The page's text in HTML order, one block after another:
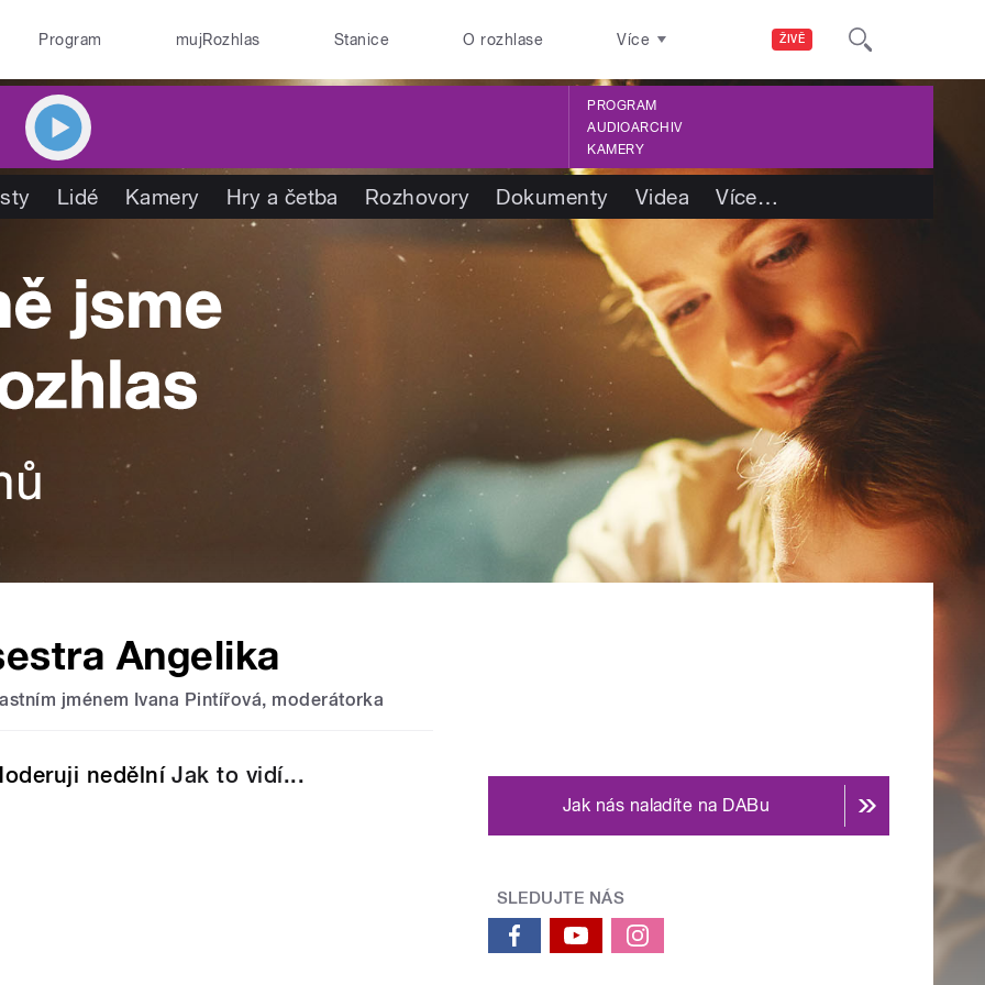
ŽIVĚ
Program mujRozhlas Stanice O rozhlase Více
PROGRAM
AUDIOARCHIV
KAMERY
Lidé Kamery Hry a četba Rozhovory Dokumenty Videa Více…
Angelika
jménem Ivana Pintířová, moderátorka
nedělníJak to vidí...
Jak nás naladíte na DABu
SLEDUJTE NÁS